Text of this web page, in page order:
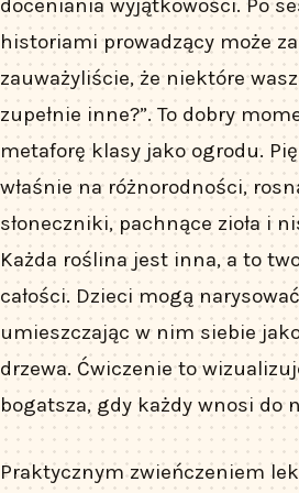
doceniania wyjątkowości. Po
historiami prowadzący może
zauważyliście, że niektóre
zupełnie inne?”. To dobry
metaforę klasy jako ogrodu.
właśnie na różnorodności,
słoneczniki, pachnące zioła i
Każda roślina jest inna, a to
całości. Dzieci mogą
umieszczając w nim siebie
drzewa. Ćwiczenie to
bogatsza, gdy każdy wnosi do
Praktycznym zwieńczeniem